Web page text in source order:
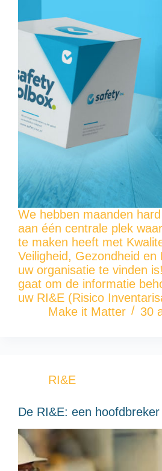
We hebben maanden
aan één centrale plek
te maken heeft met
Veiligheid, Gezondheid en
uw organisatie te vinden
gaat om de informatie
uw RI&E (Risico
Make it Matter
30
RI&E
De RI&E: een